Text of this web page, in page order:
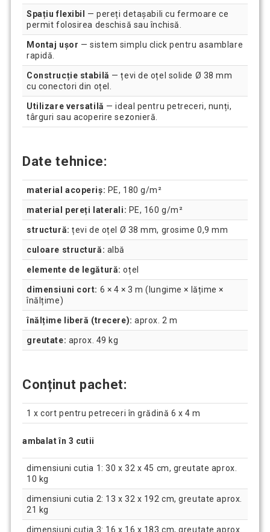
Spațiu flexibil
— pereți detașabili cu fermoare ce
permit folosirea deschisă sau închisă.
Montaj ușor — sistem simplu click pentru asamblare
rapidă.
Construcție stabilă — țevi de oțel solide Ø 38 mm
cu conectori din oțel.
Utilizare versatilă — ideal pentru petreceri, nunți,
târguri sau acoperire sezonieră.
Date tehnice:
material acoperiș: PE, 180 g/m²
material pereți laterali: PE, 160 g/m²
structură: țevi de oțel Ø 38 mm, grosime 0,9 mm
culoare structură: albă
elemente de legătură: oțel
dimensiuni cort: 6 × 4 × 3 m (lungime × lățime ×
înălțime)
înălțime liberă (trecere): aprox. 2 m
greutate: aprox. 49 kg
Conținut pachet:
1 x cort pentru petreceri în grădină 6 x 4 m
ambalat în 3 cutii
dimensiuni cutia 1: 30 x 32 x 45 cm, greutate aprox.
10 kg
dimensiuni cutia 2: 13 x 32 x 192 cm, greutate aprox.
21 kg
dimensiuni cutia 3: 16 x 16 x 183 cm, greutate aprox.